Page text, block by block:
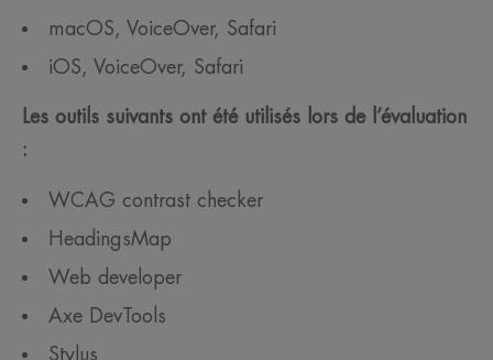
macOS, VoiceOver, Safari
iOS, VoiceOver, Safari
Les outils suivants ont été utilisés lors de l’évaluation
:
WCAG contrast checker​
HeadingsMap​
Web developer​
Axe DevTools
Stylus